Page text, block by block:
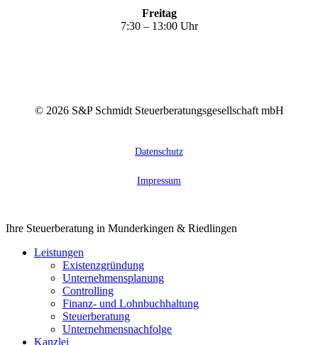
Freitag
7:30 – 13:00 Uhr
© 2026S&P Schmidt Steuerberatungsgesellschaft mbH
Datenschutz
Impressum
Close
Ihre Steuerberatung in Munderkingen & Riedlingen
Leistungen
Existenzgründung
Unternehmensplanung
Controlling
Finanz- und Lohnbuchhaltung
Steuerberatung
Unternehmensnachfolge
Kanzlei